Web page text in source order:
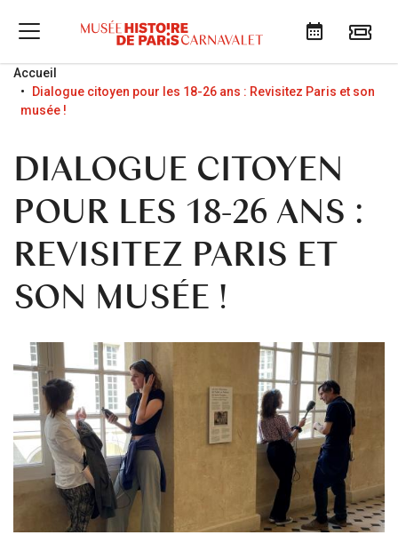
Go to menu
Go to content
Go to search
Accueil
Dialogue citoyen pour les 18-26 ans : Revisitez Paris et son
musée !
DIALOGUE CITOYEN
POUR LES 18-26 ANS :
REVISITEZ PARIS ET
SON MUSÉE !